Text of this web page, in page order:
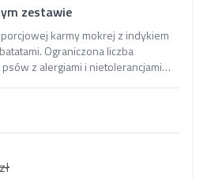
zestawie
karmy mokrej z indykiem
Ograniczona liczba
z alergiami i nietolerancjami